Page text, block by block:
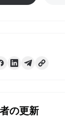
の更新